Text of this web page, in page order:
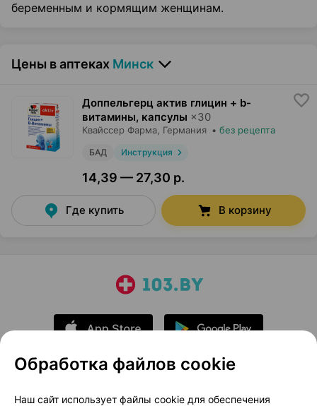
беременным и кормящим женщинам.
Цены в аптеках Минск
Доппельгерц актив глицин + b-
витамины, капсулы ×30
Квайссер Фарма, Германия • без рецепта
БАД Инструкция
14,39 — 27,30 р.
Где купить В корзину
О проекте
Новости проекта
Обработка файлов cookie
Наш сайт использует файлы cookie для обеспечения